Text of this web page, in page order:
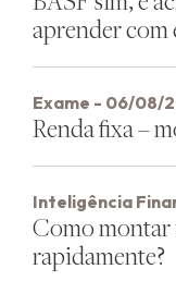
aprender com
Exame - 06/08/
Renda fixa –
Inteligência
Como montar
rapidamente?